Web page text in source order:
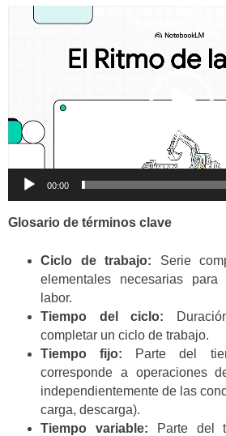
00:00
Glosario de términos clave
Ciclo de trabajo: Serie
elementales necesarias
labor.
Tiempo del ciclo:
completar un ciclo de trabajo.
Tiempo fijo: Parte del
corresponde a operaciones
independientemente de las
carga, descarga).
Tiempo variable: Parte del